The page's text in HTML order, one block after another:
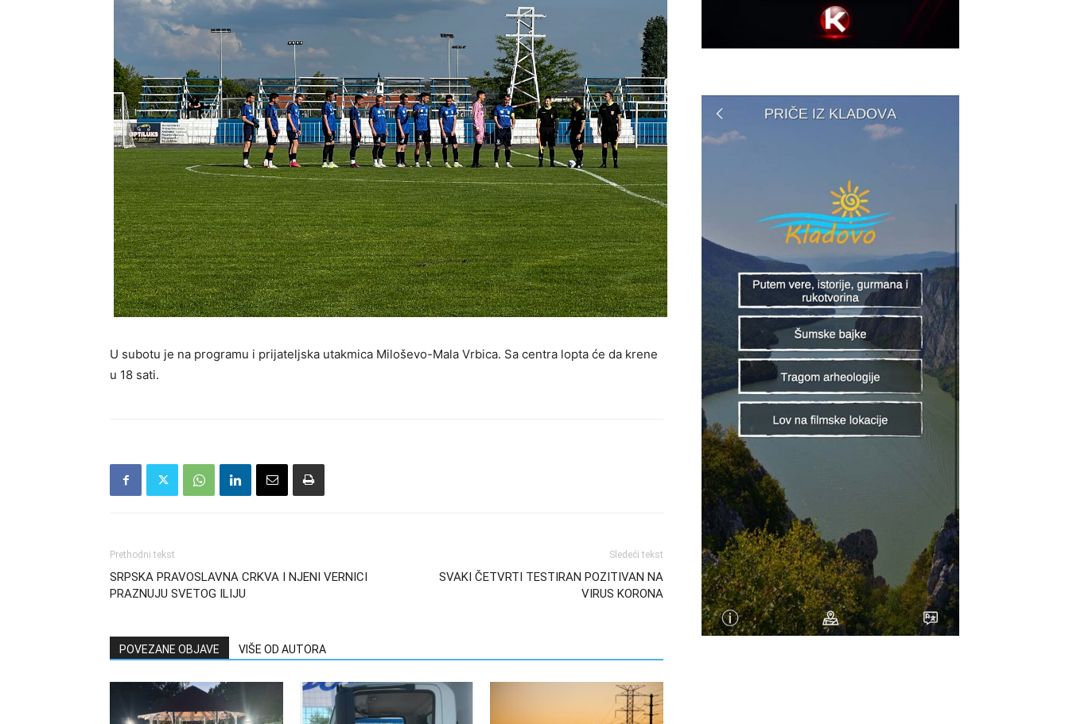
U subotu je na programu i prijateljska utakmica Miloševo-Mala Vrbica. Sa centra lopta će da krene
u 18 sati.
Prethodni tekst
SRPSKA PRAVOSLAVNA CRKVA I NJENI VERNICI
PRAZNUJU SVETOG ILIJU
Sledeći tekst
SVAKI ČETVRTI TESTIRAN POZITIVAN NA
VIRUS KORONA
POVEZANE OBJAVE VIŠE OD AUTORA